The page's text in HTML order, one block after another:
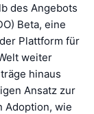
des Angebots
Beta, eine
Plattform für
weiter
hinaus
Ansatz zur
Adoption, wie